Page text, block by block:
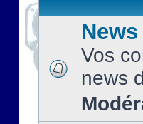
Vos
news